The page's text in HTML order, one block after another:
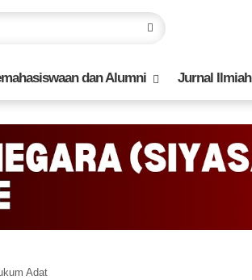
dan Alumni Jurnal Ilmiah
Adat